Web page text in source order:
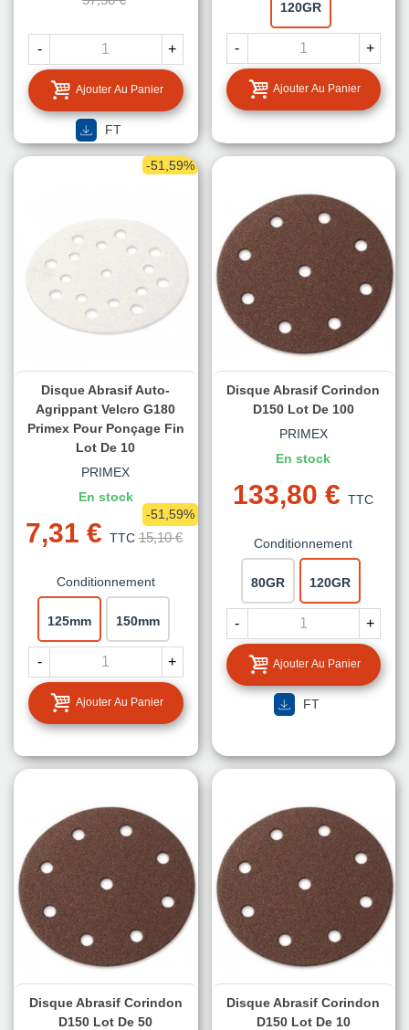
- +
Ajouter Au Panier
FT
120GR
- +
Ajouter Au Panier
-51,59%
Disque Abrasif Auto-
Agrippant Velcro G180
Primex Pour Ponçage Fin
Lot De 10
PRIMEX
En stock
7,31 € TTC 15,10 €
-51,59%
Conditionnement
125mm 150mm
- +
Ajouter Au Panier
Disque Abrasif Corindon
D150 Lot De 100
PRIMEX
En stock
133,80 € TTC
Conditionnement
80GR 120GR
- +
Ajouter Au Panier
FT
Disque Abrasif Corindon
D150 Lot De 50
Disque Abrasif Corindon
D150 Lot De 10